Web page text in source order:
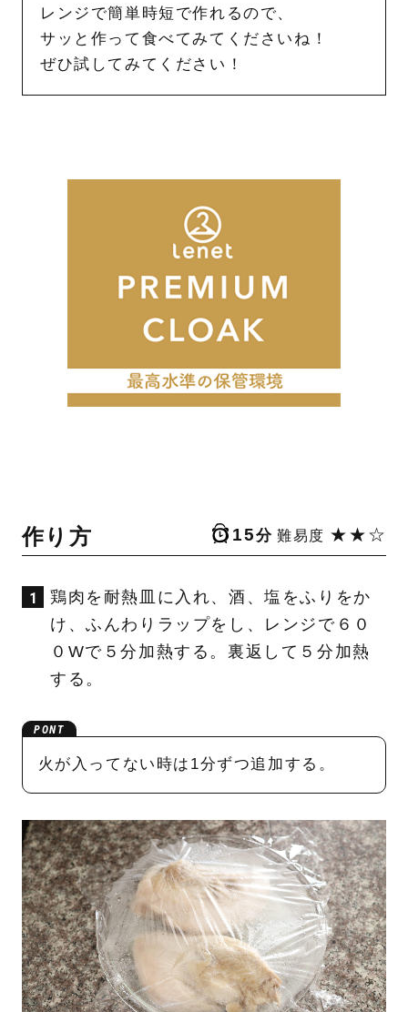
レンジで簡単時短で作れるので、
サッと作って食べてみてくださいね！
ぜひ試してみてください！
作り方 15分 難易度 ★★☆
鶏肉を耐熱皿に入れ、酒、塩をふりをか
け、ふんわりラップをし、レンジで６０
０Wで５分加熱する。裏返して５分加熱
する。
火が入ってない時は1分ずつ追加する。